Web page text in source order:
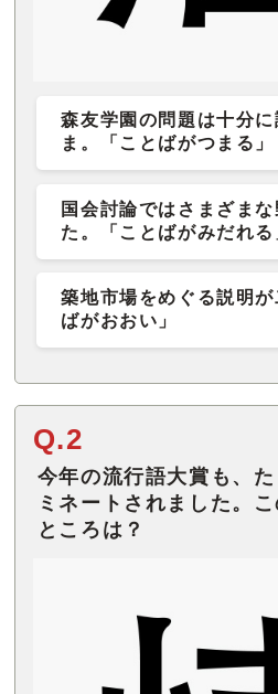
森友学園の問題は十分
ま。「ことばがつまる」
国会討論ではさまざま
た。「ことばがみだれる
築地市場をめぐる説明
ばがおおい」
Q.2
今年の流行語大賞も、
ミネートされました。
ところは？